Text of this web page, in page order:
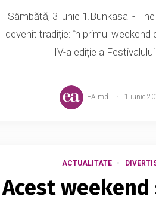
Sâmbătă, 3 iunie 1.Bunkasai -
devenit tradiție: în primul weekend
IV-a ediție a
EA.md 1 iunie
ACTUALITATE
Acest